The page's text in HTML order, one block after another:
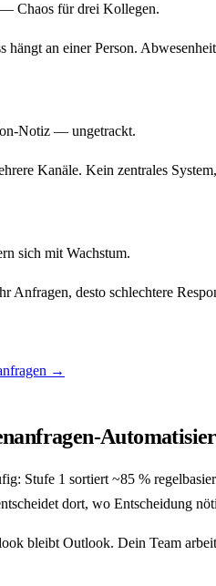
Chaos für drei Kollegen.
hängt an einer Person.
Notiz — ungetrackt.
Kanäle. Kein zentrales
sich mit Wachstum.
Anfragen, desto schlechtere
→
Stufe 1 sortiert ~85 %
dort, wo Entscheidung
bleibt Outlook. Dein Team